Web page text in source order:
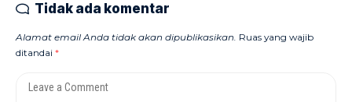
Tidak ada komentar
Alamat email Anda tidak akan dipublikasikan. Ruas yang wajib
ditandai *